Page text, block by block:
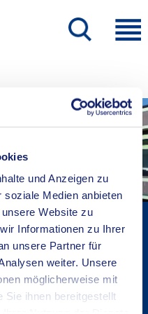
und Anzeigen zu
soziale Medien anbieten
Website zu
Informationen zu Ihrer
unsere Partner für
weiter. Unsere
möglicherweise mit
Sie ihnen bereitgestellt